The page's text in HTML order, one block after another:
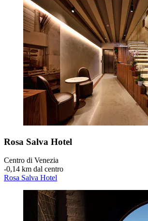
Rosa Salva Hotel
Centro di Venezia
‐0,14 km dal centro
Rosa Salva Hotel